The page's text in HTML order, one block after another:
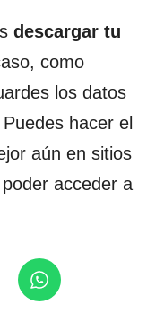
descargar tu
como
los datos
hacer el
aún en sitios
acceder a